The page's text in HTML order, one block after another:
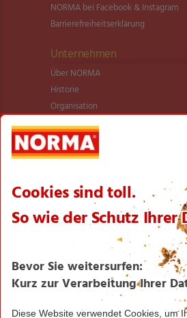
NORMA bei Facebook & Instagram
Barrierefreiheitserklärung
Unternehmen
Über NORMA
Historie
Organisation
International
Logistik
Filialnetz
Karriere
Verantwortung/CSR
NORMA News
Seite drucken
Nach oben